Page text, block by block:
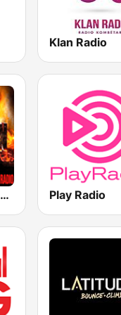
Klan Radio
100% Reggaeton Radio Play Radio